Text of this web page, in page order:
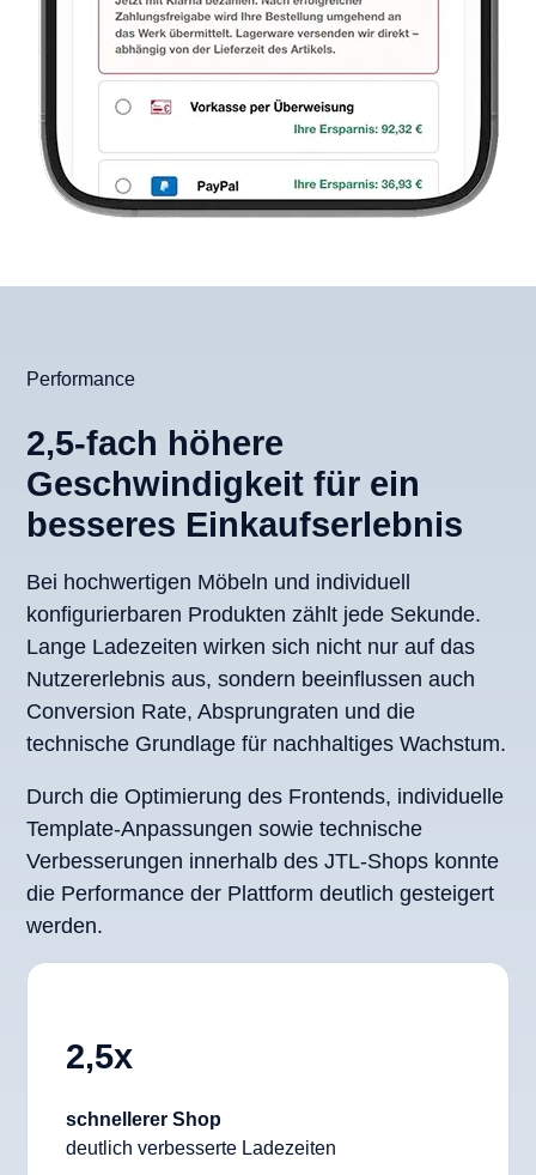
Performance
2,5-fach höhere
Geschwindigkeit für ein
besseres Einkaufserlebnis
Bei hochwertigen Möbeln und individuell
konfigurierbaren Produkten zählt jede Sekunde.
Lange Ladezeiten wirken sich nicht nur auf das
Nutzererlebnis aus, sondern beeinflussen auch
Conversion Rate, Absprungraten und die
technische Grundlage für nachhaltiges Wachstum.
Durch die Optimierung des Frontends, individuelle
Template-Anpassungen sowie technische
Verbesserungen innerhalb des JTL-Shops konnte
die Performance der Plattform deutlich gesteigert
werden.
2,5x
schnellerer Shop
deutlich verbesserte Ladezeiten